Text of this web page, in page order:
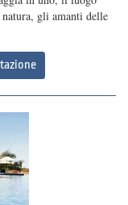
gli amanti delle